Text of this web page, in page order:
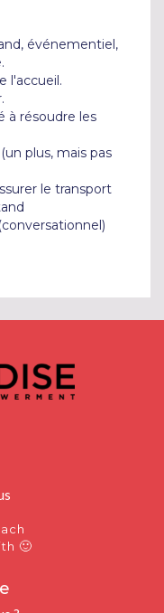
événementiel,
l'accueil.
à résoudre les
plus, mais pas
le transport
🙂